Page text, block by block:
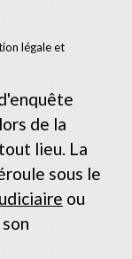
légale et
de la
lieu. La
sous le
ou